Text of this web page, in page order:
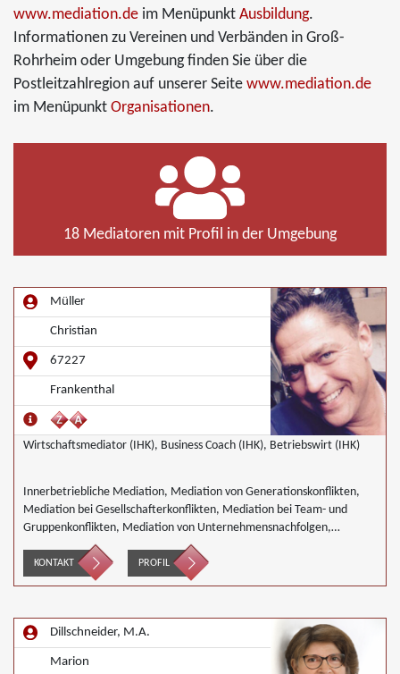
www.mediation.de im Menüpunkt Ausbildung.
Informationen zu Vereinen und Verbänden in Groß-
Rohrheim oder Umgebung finden Sie über die
Postleitzahlregion auf unserer Seite www.mediation.de
im Menüpunkt Organisationen.
18 Mediatoren mit Profil in der Umgebung
Müller
Christian
67227
Frankenthal
Wirtschaftsmediator (IHK), Business Coach (IHK), Betriebswirt (IHK)
Innerbetriebliche Mediation, Mediation von Generationskonflikten,
Mediation bei Gesellschafterkonflikten, Mediation bei Team- und
Gruppenkonflikten, Mediation von Unternehmensnachfolgen,
Wirtschaftsmediation
KONTAKT PROFIL
Dillschneider, M.A.
Marion